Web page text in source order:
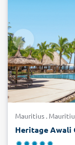
Mauritius .
Heritage Awali